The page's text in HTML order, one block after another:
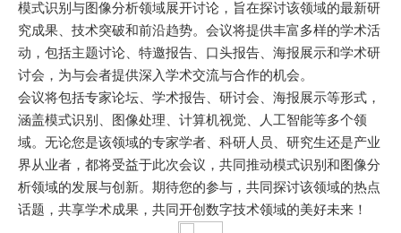
模式识别与图像分析领域展开讨论，旨在探讨该领域的最新研
究成果、技术突破和前沿趋势。会议将提供丰富多样的学术活
动，包括主题讨论、特邀报告、口头报告、海报展示和学术研
讨会，为与会者提供深入学术交流与合作的机会。
会议将包括专家论坛、学术报告、研讨会、海报展示等形式，
涵盖模式识别、图像处理、计算机视觉、人工智能等多个领
域。无论您是该领域的专家学者、科研人员、研究生还是产业
界从业者，都将受益于此次会议，共同推动模式识别和图像分
析领域的发展与创新。期待您的参与，共同探讨该领域的热点
话题，共享学术成果，共同开创数字技术领域的美好未来！